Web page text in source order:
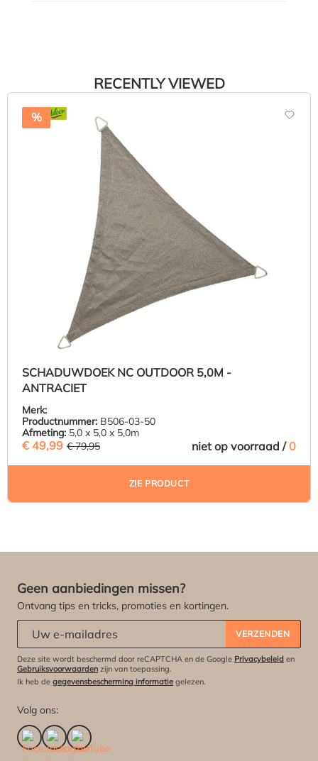
RECENTLY VIEWED
%
SCHADUWDOEK NC OUTDOOR 5,0M -
ANTRACIET
Merk:
Productnummer: B506-03-50
Afmeting: 5,0 x 5,0 x 5,0m
€ 49,99 € 79,95(37.47% BESPAARD)niet op voorraad /0
ZIE PRODUCT
Geen aanbiedingen missen?
Ontvang tips en tricks, promoties en kortingen.
VERZENDEN
Deze site wordt beschermd door reCAPTCHA en de Google Privacybeleid en
Gebruiksvoorwaarden zijn van toepassing.
Ik heb de gegevensbescherming informatie gelezen.
Volg ons: